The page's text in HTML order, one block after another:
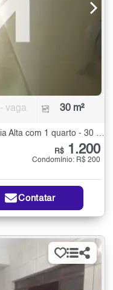
- vaga 30 m²
Apartamento para Alugar na Vila Maria Alta com 1 quarto - 30 m²
R$ 1.200
Condomínio: R$ 200
Contatar